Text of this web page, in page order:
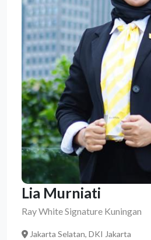
Lia Murniati
Ray White Signature Kuningan
Jakarta Selatan, DKI Jakarta